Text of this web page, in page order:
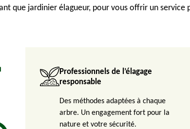
que jardinier élagueur, pour vous offrir un service
Professionnels de l’élagage
responsable
Des méthodes adaptées à chaque
arbre. Un engagement fort pour la
nature et votre sécurité.